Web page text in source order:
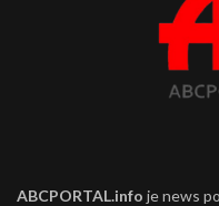
ABCPORTAL.info je news